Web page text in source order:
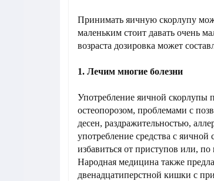
Принимать яичную скорлупу
маленьким стоит давать очень
возраста дозировка может
1. Лечим многие болезни
Употребление яичной скорлупы
остеопорозом, проблемами с
десен, раздражительностью,
употребление средства с яичной
избавиться от приступов или,
Народная медицина также
двенадцатиперстной кишки с